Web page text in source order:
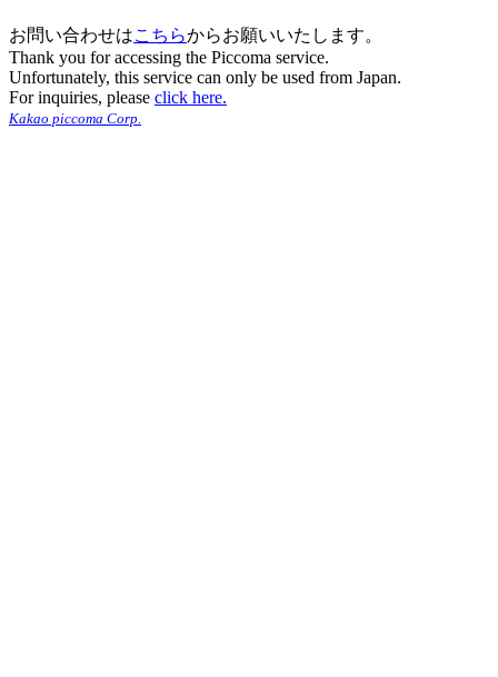
お問い合わせはこちらからお願いいたします。
Thank you for accessing the Piccoma service.
Unfortunately, this service can only be used from Japan.
For inquiries, please click here.
Kakao piccoma Corp.